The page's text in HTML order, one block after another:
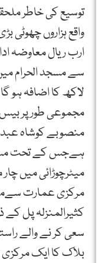
توسیع کی خاطر
واقع ہزاروں چھوٹی
ارب ریال معاوضہ
سے مسجد الحرام
لاکھ کا اضافہ ہو
مجموعی طور پر
منصوبے کوشاہ
ہےجس کے تحت
میٹرچوڑائی میں
مرکزی عمارت
کثیرالمنزلہ پل کے
سعی کر نے والے
بلاک کا ایک مرکزی